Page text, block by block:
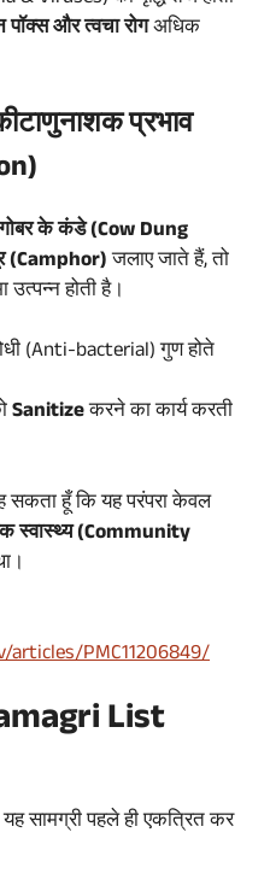
और त्वचा रोगअधिक
प्रभाव
गोबर के कंडे (Cow Dung
(Camphor)जलाए जाते हैं, तो
होती है।
(Anti-bacterial) गुण होते
Sanitizeकरने का कार्य करती
हूँ कि यह परंपरा केवल
स्वास्थ्य (Community
PMC11206849/
List
सामग्री पहले ही एकत्रित कर